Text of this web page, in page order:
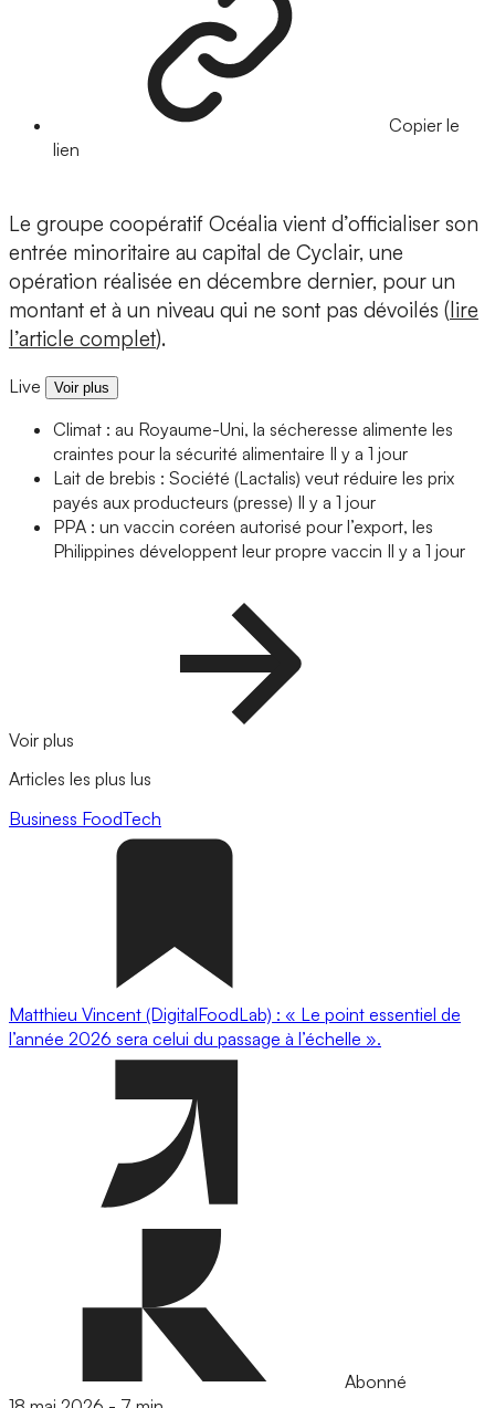
Copier le
lien
Le groupe coopératif Océalia vient d’officialiser son
entrée minoritaire au capital de Cyclair, une
opération réalisée en décembre dernier, pour un
montant et à un niveau qui ne sont pas dévoilés (lire
l’article complet).
Live Voir plus
Climat : au Royaume-Uni, la sécheresse alimente les
craintes pour la sécurité alimentaire Il y a 1 jour
Lait de brebis : Société (Lactalis) veut réduire les prix
payés aux producteurs (presse) Il y a 1 jour
PPA : un vaccin coréen autorisé pour l’export, les
Philippines développent leur propre vaccin Il y a 1 jour
Voir plus
Articles les plus lus
Business FoodTech
Matthieu Vincent (DigitalFoodLab) : « Le point essentiel de
l’année 2026 sera celui du passage à l’échelle ».
Abonné